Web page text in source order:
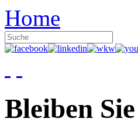
Home
Bleiben